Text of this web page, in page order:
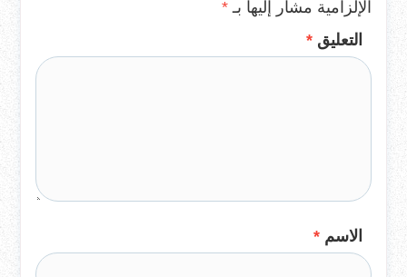
الإلزامية مشار إليها بـ *
التعليق *
الاسم *